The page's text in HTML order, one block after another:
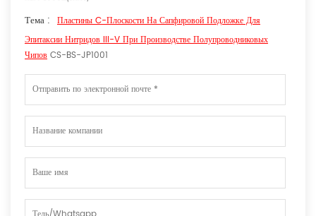
Тема : Пластины C-Плоскости На Сапфировой Подложке Для
Эпитаксии Нитридов III-V При Производстве Полупроводниковых
Чипов CS-BS-JP1001